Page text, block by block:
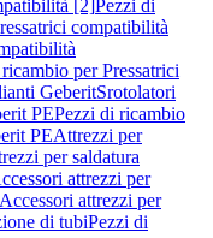
[2]Pezzi di
compatibilità
per Pressatrici
GeberitSrotolatori
PEPezzi di ricambio
PEAttrezzi per
per saldatura
attrezzi per
attrezzi per
di tubiPezzi di